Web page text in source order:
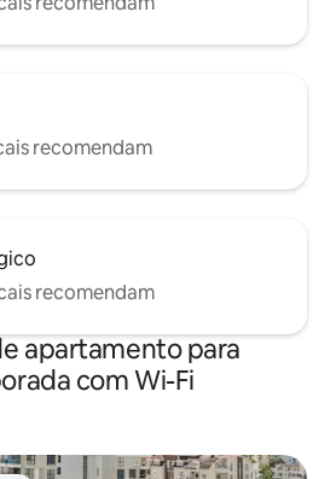
recomendam
recomendam
apartamento para
com Wi-Fi